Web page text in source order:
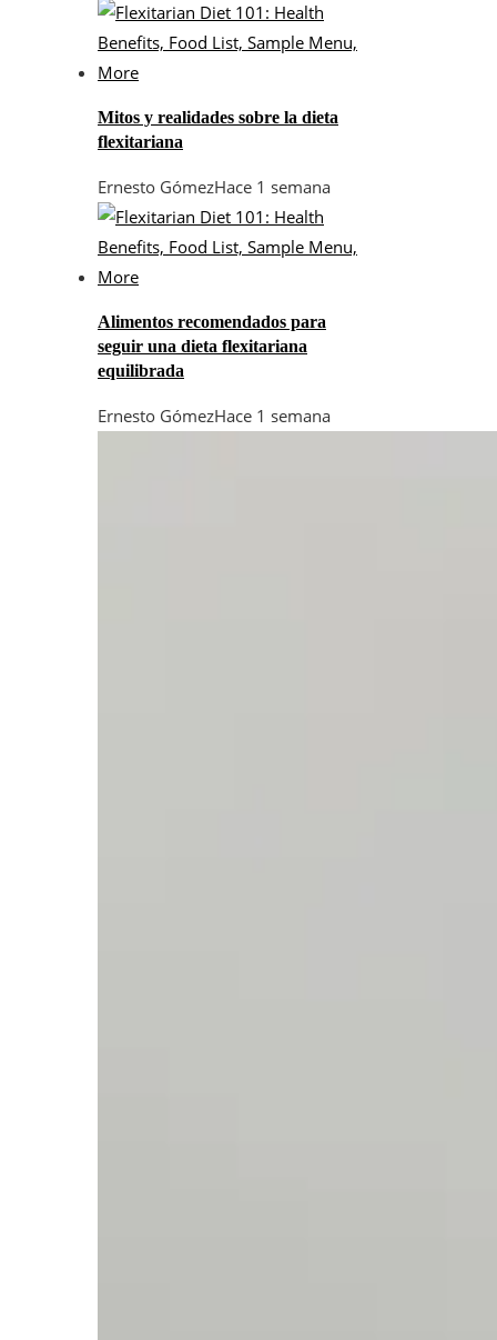
Mitos y realidades sobre la dieta
flexitariana
Ernesto GómezHace 1 semana
Alimentos recomendados para
seguir una dieta flexitariana
equilibrada
Ernesto GómezHace 1 semana